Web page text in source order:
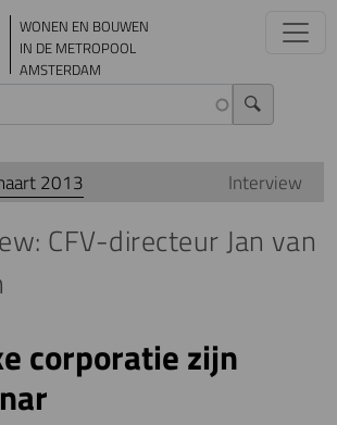
gaan
WONEN EN BOUWEN
IN DE METROPOOL
AMSTERDAM
2013 Interview
CFV-directeur Jan van
corporatie zijn